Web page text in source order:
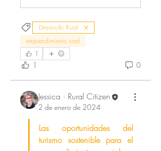
Desarrollo Rural
emprendimiento rural
1
1 0
Jessica · Rural Citizen
2 de enero de 2024
Las oportunidades del
turismo sostenible para el